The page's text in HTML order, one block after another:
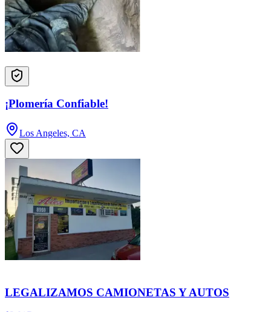
¡Plomería Confiable!
Los Angeles, CA
LEGALIZAMOS CAMIONETAS Y AUTOS